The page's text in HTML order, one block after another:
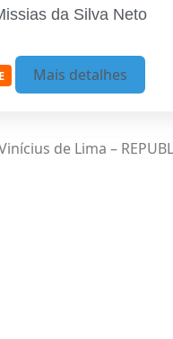
da Silva Neto
Mais detalhes